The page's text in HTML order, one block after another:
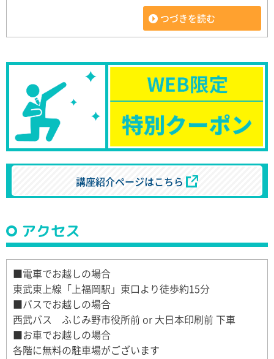
つづきを読む
講座紹介ページはこちら
アクセス
■電車でお越しの場合
東武東上線「上福岡駅」東口より徒歩約15分
■バスでお越しの場合
西武バス ふじみ野市役所前 or 大日本印刷前 下車
■お車でお越しの場合
各階に無料の駐車場がございます